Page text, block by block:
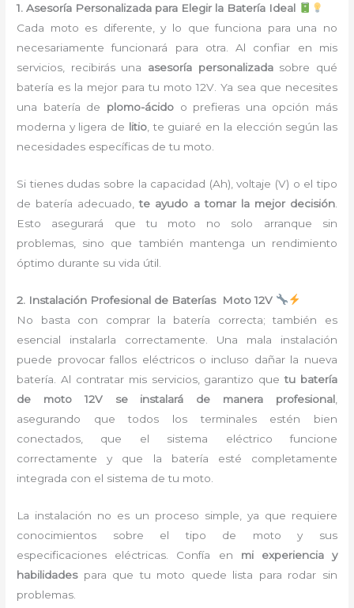
1. Asesoría Personalizada para Elegir la Batería Ideal
Cada moto es diferente, y lo que funciona para una no
necesariamente funcionará para otra. Al confiar en mis
servicios, recibirás una asesoría personalizadasobre qué
batería es la mejor para tu moto 12V. Ya sea que necesites
una batería de plomo-ácidoo prefieras una opción más
moderna y ligera de litio, te guiaré en la elección según las
necesidades específicas de tu moto.
Si tienes dudas sobre la capacidad (Ah), voltaje (V) o el tipo
de batería adecuado,te ayudo a tomar la mejor decisión.
Esto asegurará que tu moto no solo arranque sin
problemas, sino que también mantenga un rendimiento
óptimo durante su vida útil.
2. Instalación Profesional de Baterías Moto 12V
No basta con comprar la batería correcta; también es
esencial instalarla correctamente. Una mala instalación
puede provocar fallos eléctricos o incluso dañar la nueva
batería. Al contratar mis servicios, garantizo quetu batería
de moto 12V se instalará de manera profesional,
asegurando que todos los terminales estén bien
conectados, que el sistema eléctrico funcione
correctamente y que la batería esté completamente
integrada con el sistema de tu moto.
La instalación no es un proceso simple, ya que requiere
conocimientos sobre el tipo de moto y sus
especificaciones eléctricas. Confía en mi experiencia y
habilidadespara que tu moto quede lista para rodar sin
problemas.